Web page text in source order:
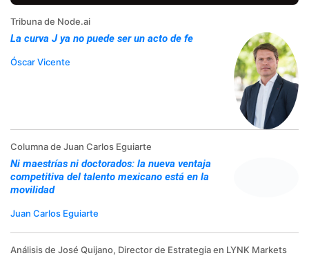
Tribuna de Node.ai
La curva J ya no puede ser un acto de fe
Óscar Vicente
Columna de Juan Carlos Eguiarte
Ni maestrías ni doctorados: la nueva ventaja
competitiva del talento mexicano está en la
movilidad
Juan Carlos Eguiarte
Análisis de José Quijano, Director de Estrategia en LYNK Markets